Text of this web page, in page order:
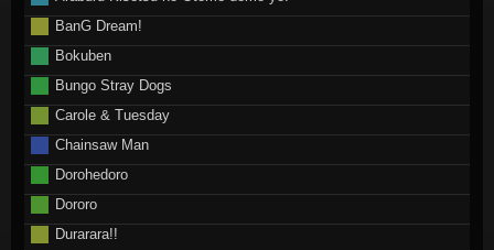
BanG Dream!
Bokuben
Bungo Stray Dogs
Carole & Tuesday
Chainsaw Man
Dorohedoro
Dororo
Durarara!!